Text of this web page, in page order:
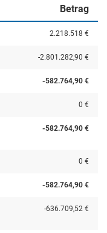
Betrag
2.218.518 €
-2.801.282,90 €
-582.764,90 €
0 €
-582.764,90 €
0 €
-582.764,90 €
-636.709,52 €